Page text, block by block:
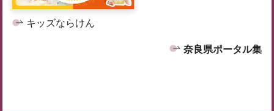
キッズならけん
奈良県ポータル集